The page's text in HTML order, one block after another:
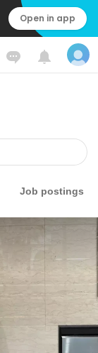
Open in app
Job postings